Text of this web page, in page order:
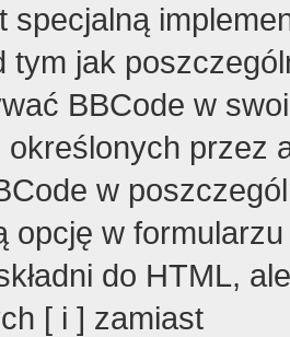
specjalną
tym jak
BBCode w
określonych przez
w
opcję w
do HTML,
[ i ] zamiast